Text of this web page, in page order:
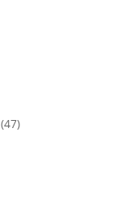
(47)